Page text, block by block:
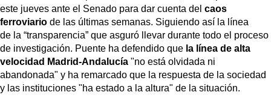
este jueves ante el Senado para dar cuenta del caos
ferroviario de las últimas semanas. Siguiendo así la línea
de la “transparencia” que asguró llevar durante todo el proceso
de investigación. Puente ha defendido que la línea de alta
velocidad Madrid-Andalucía "no está olvidada ni
abandonada" y ha remarcado que la respuesta de la sociedad
y las instituciones "ha estado a la altura" de la situación.